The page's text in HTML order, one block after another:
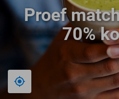
Ontdek
Proef
70%
Bij mij in de buurt